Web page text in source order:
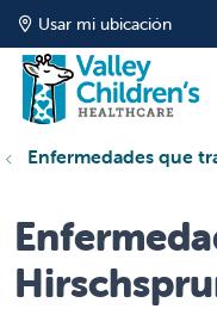
Usar mi ubicación
Enfermedades que